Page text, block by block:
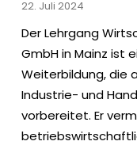
22. Juli 2024
Der Lehrgang
GmbH in Mainz ist
Weiterbildung, die
Industrie- und
vorbereitet. Er